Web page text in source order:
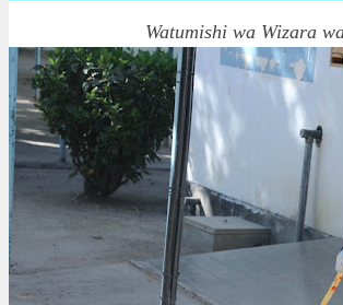
Watumishi wa Wizara